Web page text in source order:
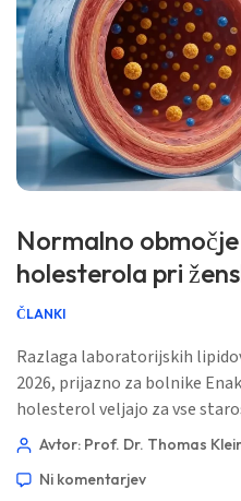
Normalno
holesterola pri
ČLANKI
Razlaga laboratorijskih
2026, prijazno za bolnike
holesterol veljajo za vse
se njihov pomen spreminja z
družinsko anamnezo. 📖 ~11
Avtor: Prof. Dr. Thomas
Ni komentarjev